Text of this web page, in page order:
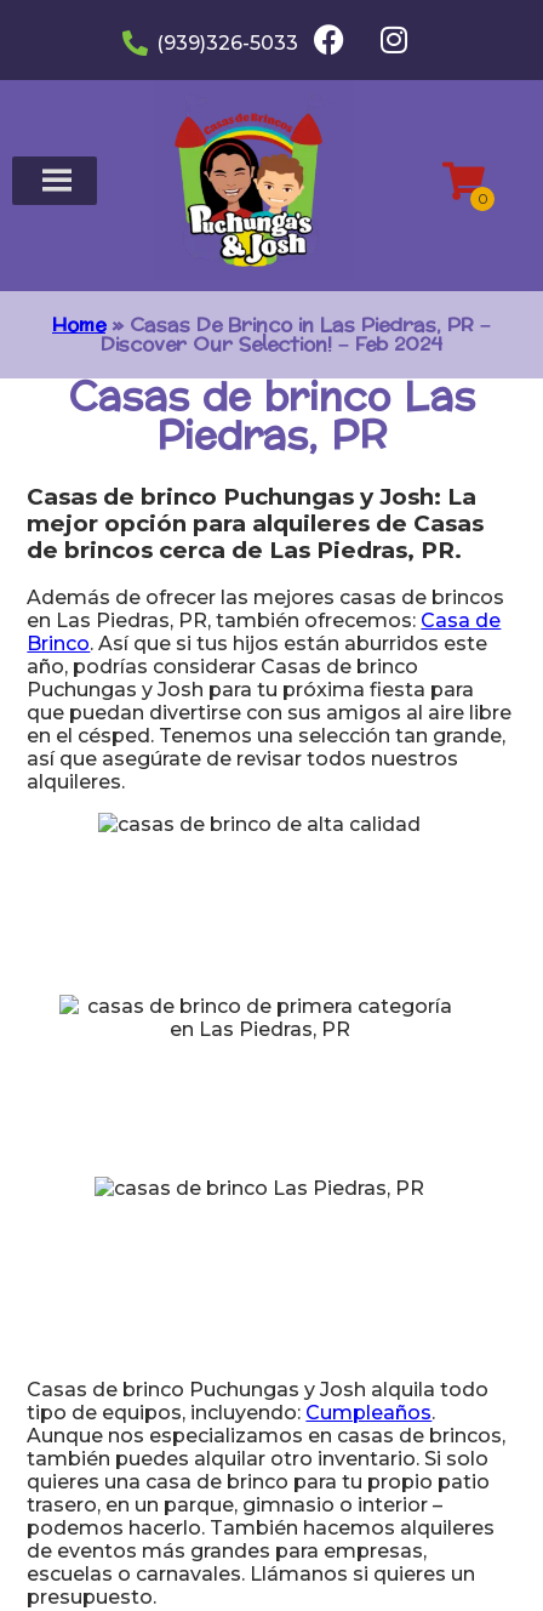
(939)326-5033
Home»Casas De Brinco in Las Piedras, PR –
Discover Our Selection! – Feb 2024
Casas de brinco Las
Piedras, PR
Casas de brinco Puchungas y Josh: La
mejor opción para alquileres de Casas
de brincos cerca de Las Piedras, PR.
Además de ofrecer las mejores casas de brincos
en Las Piedras, PR, también ofrecemos: Casa de
Brinco. Así que si tus hijos están aburridos este
año, podrías considerar Casas de brinco
Puchungas y Josh para tu próxima fiesta para
que puedan divertirse con sus amigos al aire libre
en el césped. Tenemos una selección tan grande,
así que asegúrate de revisar todos nuestros
alquileres.
Casas de brinco Puchungas y Josh alquila todo
tipo de equipos, incluyendo: Cumpleaños.
Aunque nos especializamos en casas de brincos,
también puedes alquilar otro inventario. Si solo
quieres una casa de brinco para tu propio patio
trasero, en un parque, gimnasio o interior –
podemos hacerlo. También hacemos alquileres
de eventos más grandes para empresas,
escuelas o carnavales. Llámanos si quieres un
presupuesto.